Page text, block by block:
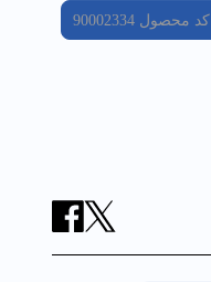
کد محصول 90002334